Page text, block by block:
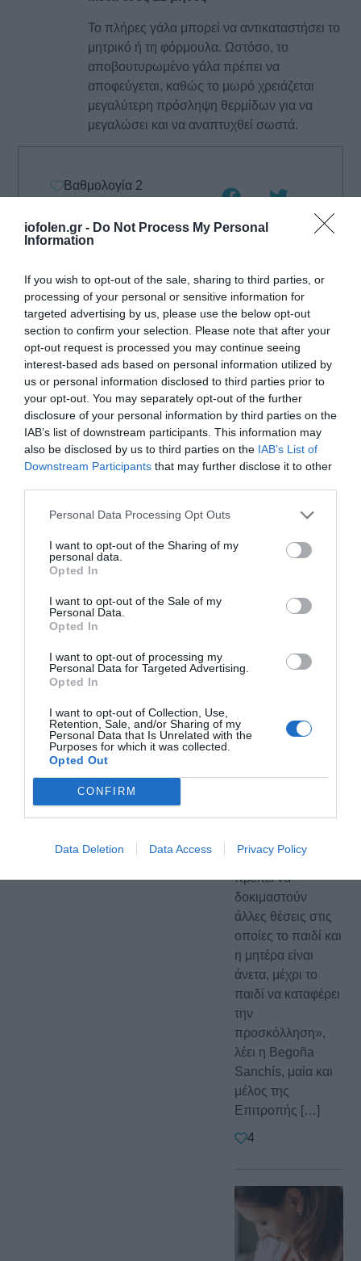
iofolen.gr - Do Not Process My Personal
Information
If you wish to opt-out of the sale, sharing to third parties, or
processing of your personal or sensitive information for
targeted advertising by us, please use the below opt-out
section to confirm your selection. Please note that after your
opt-out request is processed you may continue seeing
interest-based ads based on personal information utilized by
us or personal information disclosed to third parties prior to
your opt-out. You may separately opt-out of the further
disclosure of your personal information by third parties on the
IAB’s list of downstream participants. This information may
also be disclosed by us to third parties on the IAB’s List of
Downstream Participants that may further disclose it to other
Personal Data Processing Opt Outs
I want to opt-out of the Sharing of my
personal data.
Opted In
I want to opt-out of the Sale of my
Personal Data.
Opted In
I want to opt-out of processing my
Personal Data for Targeted Advertising.
Opted In
I want to opt-out of Collection, Use,
Retention, Sale, and/or Sharing of my
Personal Data that Is Unrelated with the
Purposes for which it was collected.
Opted Out
CONFIRM
Data Deletion Data Access Privacy Policy
Το πλήρες γάλα μπορεί να αντικαταστήσει το
μητρικό ή τη φόρμουλα. Ωστόσο, το
αποβουτυρωμένο γάλα πρέπει να
αποφεύγεται, καθώς το μωρό χρειάζεται
μεγαλύτερη πρόσληψη θερμίδων για να
μεγαλώσει και να αναπτυχθεί σωστά.
Βαθμολογία 2
Σχετικά
Άρθρα
να διορθώσετε την
μωρού στο στήθος
περίπλοκος. Εάν η
το μωρό δεν έχει
προσκολληθεί
θα πρέπει να
το διορθώσει το
δυνατό. «Θα
πρέπει να
δοκιμαστούν
άλλες θέσεις στις
οποίες το παιδί και
η μητέρα είναι
άνετα, μέχρι το
παιδί να καταφέρει
την
προσκόλληση»,
λέει η Begoña
Sanchís, μαία και
μέλος της
Επιτροπής […]
4